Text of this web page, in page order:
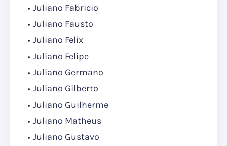
Juliano Fabricio
Juliano Fausto
Juliano Felix
Juliano Felipe
Juliano Germano
Juliano Gilberto
Juliano Guilherme
Juliano Matheus
Juliano Gustavo